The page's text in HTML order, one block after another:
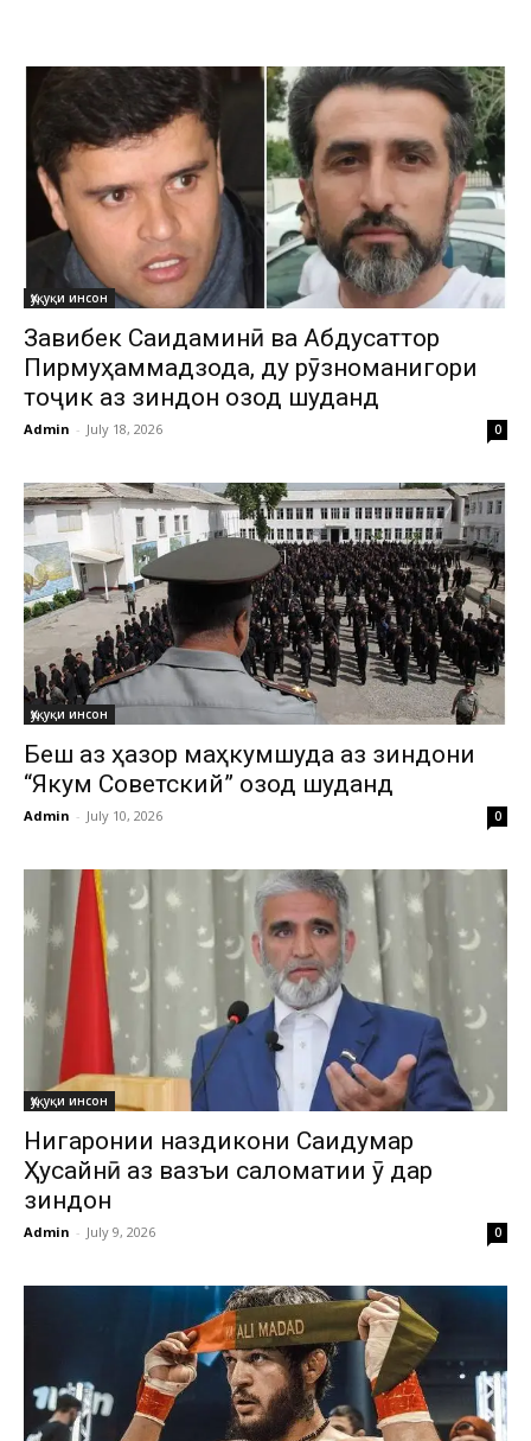
Ҳуқуқи инсон
Завқибек Саидаминӣ ва Абдусаттор
Пирмуҳаммадзода, ду рӯзноманигори
тоҷик аз зиндон озод шуданд
Admin - July 18, 2026 0
Ҳуқуқи инсон
Беш аз ҳазор маҳкумшуда аз зиндони
“Якум Советский” озод шуданд
Admin - July 10, 2026 0
Ҳуқуқи инсон
Нигаронии наздикони Саидумар
Ҳусайнӣ аз вазъи саломатии ӯ дар
зиндон
Admin - July 9, 2026 0